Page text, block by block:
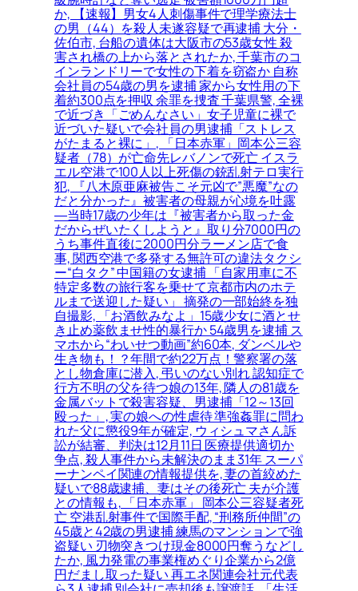
か, 【速報】男女4人刺傷事件で理学療法士
の男（44）を殺人未遂容疑で再逮捕 大分・
佐伯市, 台船の遺体は大阪市の53歳女性 殺
害され橋の上から落とされたか, 千葉市のコ
インランドリーで女性の下着を窃盗か 自称
会社員の54歳の男を逮捕 家から女性用の下
着約300点を押収 余罪を捜査 千葉県警, 全裸
で近づき「ごめんなさい」女子児童に裸で
近づいた疑いで会社員の男逮捕「ストレス
がたまると裸に」, 「日本赤軍」岡本公三容
疑者（78）が亡命先レバノンで死亡 イスラ
エル空港で100人以上死傷の銃乱射テロ実行
犯, 『八木原亜麻被告こそ元凶で”悪魔”なの
だと分かった』被害者の母親が心境を吐露
―当時17歳の少年は『被害者から取った金
だからぜいたくしようと』取り分7000円の
うち事件直後に2000円分ラーメン店で食
事, 関西空港で多発する無許可の違法タクシ
ー“白タク” 中国籍の女逮捕 「自家用車に不
特定多数の旅行客を乗せて京都市内のホテ
ルまで送迎した疑い」 摘発の一部始終を独
自撮影, 「お酒飲みなよ」15歳少女に酒とせ
き止め薬飲ませ性的暴行か 54歳男を逮捕 ス
マホから“わいせつ動画”約60本, ダンベルや
生き物も！？年間で約22万点！警察署の落
とし物倉庫に潜入, 弔いのない別れ 認知症で
行方不明の父を待つ娘の13年, 隣人の81歳を
金属バットで殺害容疑、男逮捕「12～13回
殴った」, 実の娘への性虐待 準強姦罪に問わ
れた父に懲役9年が確定, ウィシュマさん訴
訟が結審、判決は12月11日 医療提供適切か
争点, 殺人事件から未解決のまま31年 スーパ
ーナンペイ関連の情報提供を, 妻の首絞めた
疑いで88歳逮捕、妻はその後死亡 夫が介護
との情報も, 「日本赤軍」 岡本公三容疑者死
亡 空港乱射事件で国際手配, “刑務所仲間”の
45歳と42歳の男逮捕 練馬のマンションで強
盗疑い 刃物突きつけ現金8000円奪うなどし
たか, 風力発電の事業権めぐり企業から2億
円だまし取った疑い 再エネ関連会社元代表